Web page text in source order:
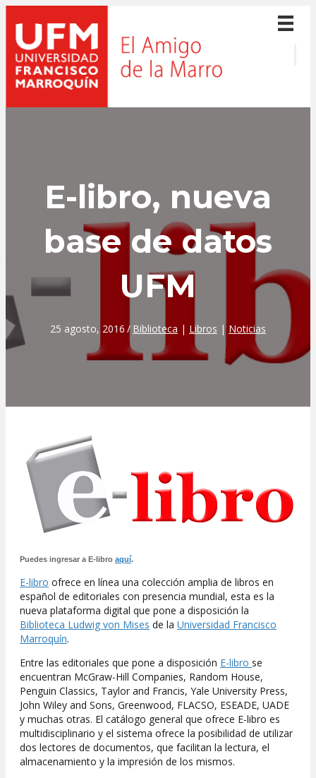
E-libro, nueva
base de datos
UFM
25 agosto, 2016 / Biblioteca | Libros | Noticias
Puedes ingresar a E-libro aquí.
E-libro ofrece en línea una colección amplia de libros en
español de editoriales con presencia mundial, esta es la
nueva plataforma digital que pone a disposición la
Biblioteca Ludwig von Mises de la Universidad Francisco
Marroquín.
Entre las editoriales que pone a disposición E-libro se
encuentran McGraw-Hill Companies, Random House,
Penguin Classics, Taylor and Francis, Yale University Press,
John Wiley and Sons, Greenwood, FLACSO, ESEADE, UADE
y muchas otras. El catálogo general que ofrece E-libro es
multidisciplinario y el sistema ofrece la posibilidad de utilizar
dos lectores de documentos, que facilitan la lectura, el
almacenamiento y la impresión de los mismos.